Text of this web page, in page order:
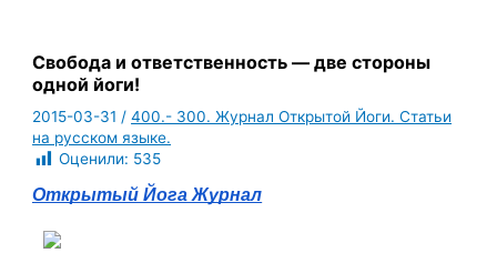
Свобода и ответственность — две стороны
одной йоги!
2015-03-31/400.- 300. Журнал Открытой Йоги. Статьи
на русском языке.
Оценили: 535
Открытый Йога Журнал